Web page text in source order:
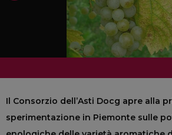
Il Consorzio dell’Asti Docg apre alla
sperimentazione in Piemonte sulle